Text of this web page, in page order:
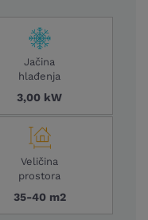
Jačina
hlađenja
3,00 kW
Veličina
prostora
35-40 m2